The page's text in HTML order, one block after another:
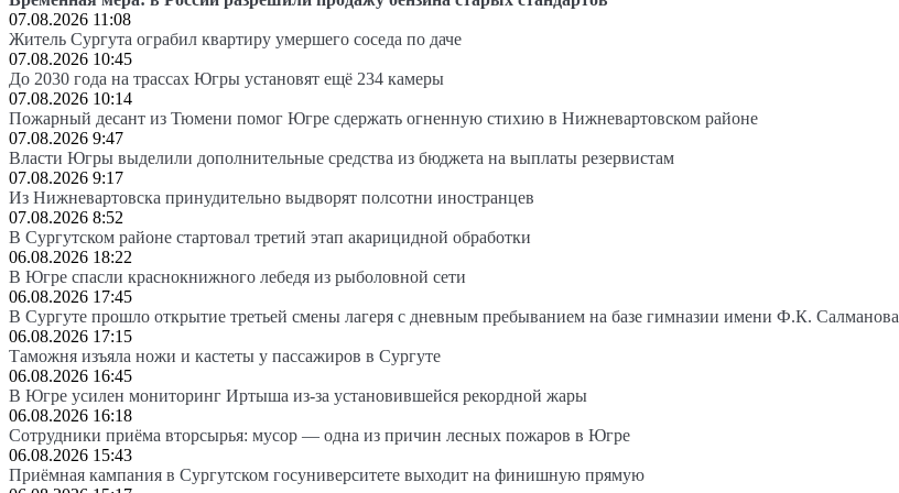
07.08.2026 11:08
Житель Сургута ограбил квартиру умершего соседа по даче
07.08.2026 10:45
До 2030 года на трассах Югры установят ещё 234 камеры
07.08.2026 10:14
Пожарный десант из Тюмени помог Югре сдержать огненную стихию в Нижневартовском районе
07.08.2026 9:47
Власти Югры выделили дополнительные средства из бюджета на выплаты резервистам
07.08.2026 9:17
Из Нижневартовска принудительно выдворят полсотни иностранцев
07.08.2026 8:52
В Сургутском районе стартовал третий этап акарицидной обработки
06.08.2026 18:22
В Югре спасли краснокнижного лебедя из рыболовной сети
06.08.2026 17:45
В Сургуте прошло открытие третьей смены лагеря с дневным пребыванием на базе гимназии имени Ф.К. Салманова
06.08.2026 17:15
Таможня изъяла ножи и кастеты у пассажиров в Сургуте
06.08.2026 16:45
В Югре усилен мониторинг Иртыша из-за установившейся рекордной жары
06.08.2026 16:18
Сотрудники приёма вторсырья: мусор — одна из причин лесных пожаров в Югре
06.08.2026 15:43
Приёмная кампания в Сургутском госуниверситете выходит на финишную прямую